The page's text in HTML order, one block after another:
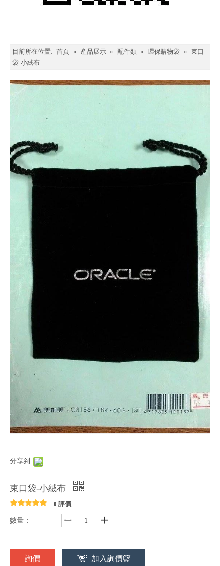
目前所在位置: 首頁 » 產品展示 » 配件類 » 環保購物袋 »
束口
袋-小絨布
分享到:
束口袋-小絨布
0 評價
數量：
詢價 加入詢價籃